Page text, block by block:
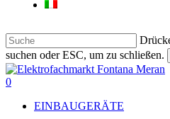
suchen oder ESC, um zu schließen.
Suche
beenden
suche
0
EINBAUGERÄTE